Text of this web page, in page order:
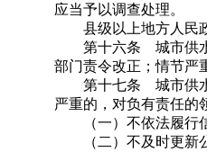
应当予以调查处理。
县级以上地方人民政
第十六条 城市供水、
部门责令改正；情节严
第十七条 城市供水、
严重的，对负有责任的
（一）不依法履行信
（二）不及时更新公